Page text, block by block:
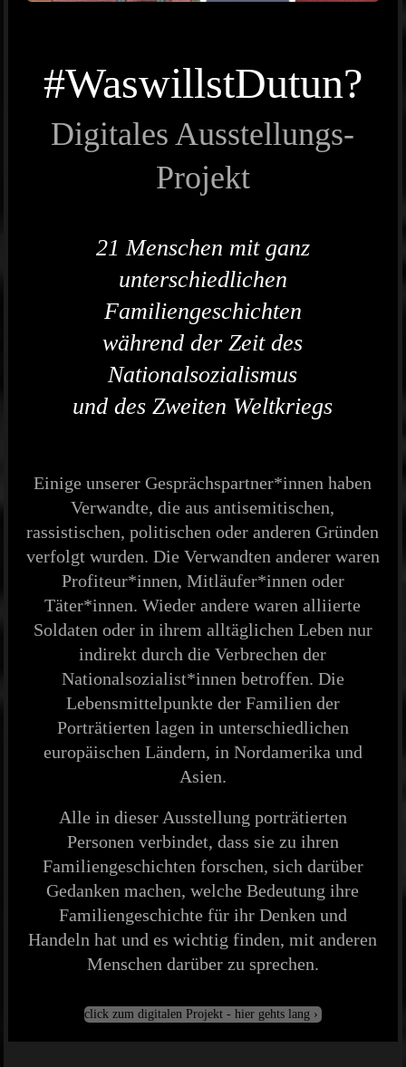
#WaswillstDutun?
Digitales Ausstellungs-
Projekt
21 Menschen mit ganz
unterschiedlichen
Familiengeschichten
während der Zeit des
Nationalsozialismus
und des Zweiten Weltkriegs
Einige unserer Gesprächspartner*innen haben
Verwandte, die aus antisemitischen,
rassistischen, politischen oder anderen Gründen
verfolgt wurden. Die Verwandten anderer waren
Profiteur*innen, Mitläufer*innen oder
Täter*innen. Wieder andere waren alliierte
Soldaten oder in ihrem alltäglichen Leben nur
indirekt durch die Verbrechen der
Nationalsozialist*innen betroffen. Die
Lebensmittelpunkte der Familien der
Porträtierten lagen in unterschiedlichen
europäischen Ländern, in Nordamerika und
Asien.
Alle in dieser Ausstellung porträtierten
Personen verbindet, dass sie zu ihren
Familiengeschichten forschen, sich darüber
Gedanken machen, welche Bedeutung ihre
Familiengeschichte für ihr Denken und
Handeln hat und es wichtig finden, mit anderen
Menschen darüber zu sprechen.
click zum digitalen Projekt - hier gehts lang